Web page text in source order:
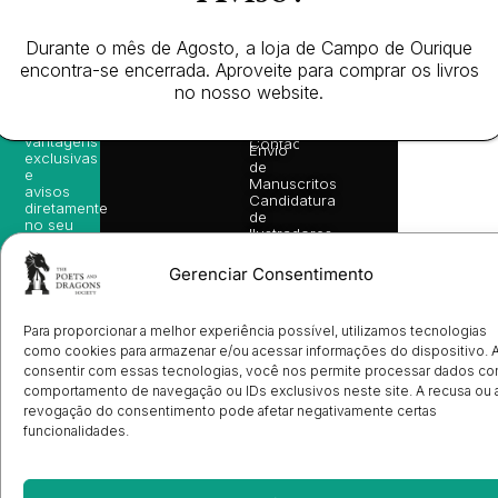
Gerenciar Consentimento
Para proporcionar a melhor experiência possível, utilizamos tecnologias
como cookies para armazenar e/ou acessar informações do dispositivo.
consentir com essas tecnologias, você nos permite processar dados
comportamento de navegação ou IDs exclusivos neste site. A recusa ou
revogação do consentimento pode afetar negativamente certas
funcionalidades.
Eventos
Prémio
Ulysses
Contactos
Envio
de
Manuscritos
Candidatura
de
Ilustradores
de
Livrarias
Cookies
(EU)
sugestões
de
leitura,
vantagens
exclusivas
e
avisos
diretamente
no seu
Subscrever
os
direitos
Durante o mês de Agosto, a loja de Campo de Ourique
encontra-se encerrada. Aproveite para comprar os livros
no nosso website.